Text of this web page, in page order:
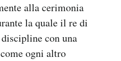
alla cerimonia
la quale il re di
con una
ogni altro